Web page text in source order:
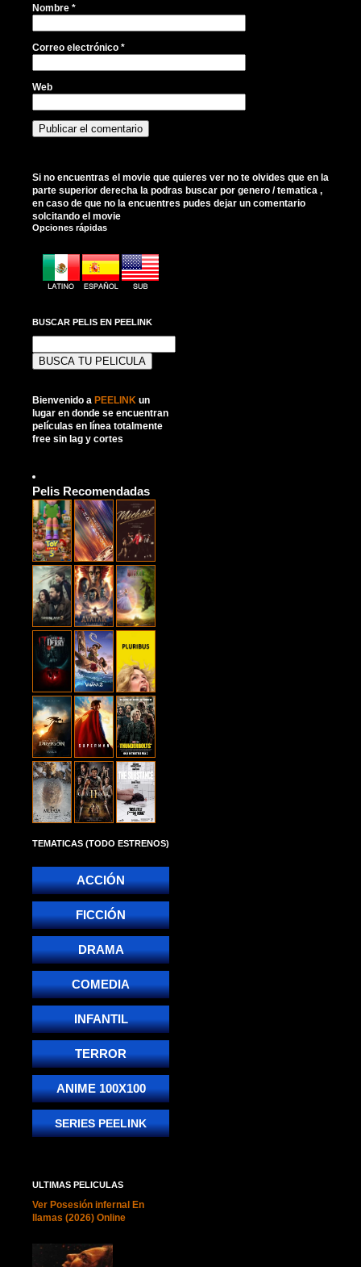
Nombre *
Correo electrónico *
Web
Si no encuentras el movie que quieres ver no te olvides que en la
parte superior derecha la podras buscar por genero / tematica ,
en caso de que no la encuentres pudes dejar un comentario
solcitando el movie
Opciones rápidas
BUSCAR PELIS EN PEELINK
Bienvenido a PEELINK un
lugar en donde se encuentran
películas en línea totalmente
free sin lag y cortes
Pelis Recomendadas
TEMATICAS (TODO ESTRENOS)
ACCIÓN
FICCIÓN
DRAMA
COMEDIA
INFANTIL
TERROR
ANIME 100X100
SERIES PEELINK
ULTIMAS PELICULAS
Ver Posesión infernal En
llamas (2026) Online